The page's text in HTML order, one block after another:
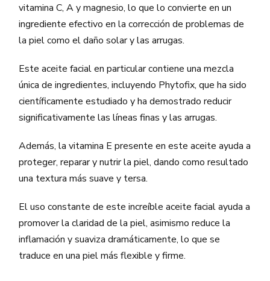
vitamina C, A y magnesio, lo que lo convierte en un
ingrediente efectivo en la corrección de problemas de
la piel como el daño solar y las arrugas.
Este aceite facial en particular contiene una mezcla
única de ingredientes, incluyendo Phytofix, que ha sido
científicamente estudiado y ha demostrado reducir
significativamente las líneas finas y las arrugas.
Además, la vitamina E presente en este aceite ayuda a
proteger, reparar y nutrir la piel, dando como resultado
una textura más suave y tersa.
El uso constante de este increíble aceite facial ayuda a
promover la claridad de la piel, asimismo reduce la
inflamación y suaviza dramáticamente, lo que se
traduce en una piel más flexible y firme.